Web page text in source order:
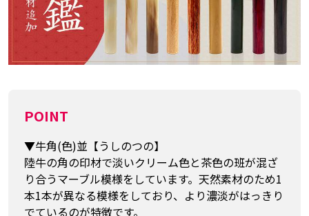
POINT
▼牛角(色)並【うしのつの】
陸牛の角の印材で淡いクリーム色と茶色の班が混ざ
り合うマーブル模様をしています。天然素材のため1
本1本が異なる模様をしており、より濃淡がはっきり
でているのが特徴です。